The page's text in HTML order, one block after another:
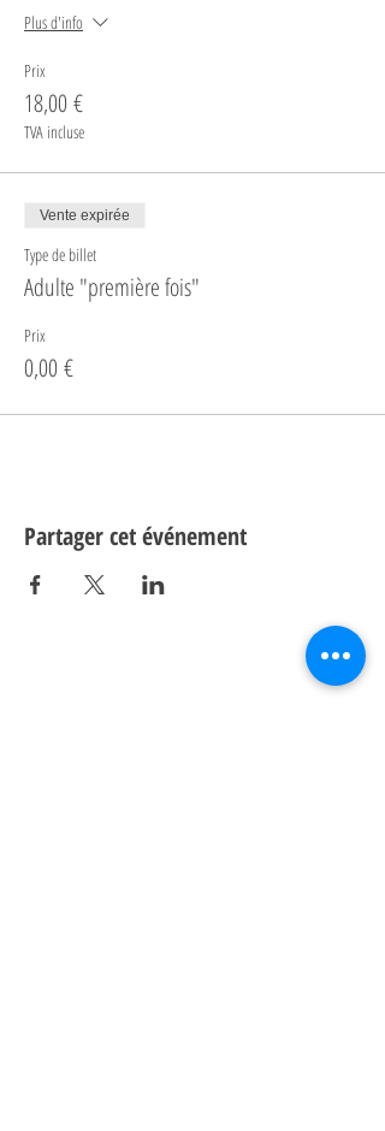
Plus d'info
Prix
18,00 €
TVA incluse
Vente expirée
Type de billet
Adulte "première fois"
Prix
0,00 €
Partager cet événement